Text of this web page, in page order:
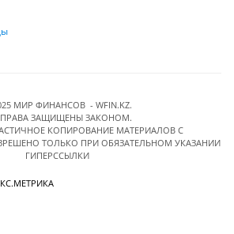
МИР ФИНАНСОВ - WFIN.KZ.
ПРАВА ЗАЩИЩЕНЫ ЗАКОНОМ.
КОПИРОВАНИЕ МАТЕРИАЛОВ C
ТОЛЬКО ПРИ ОБЯЗАТЕЛЬНОМ УКАЗАНИИ
ГИПЕРССЫЛКИ